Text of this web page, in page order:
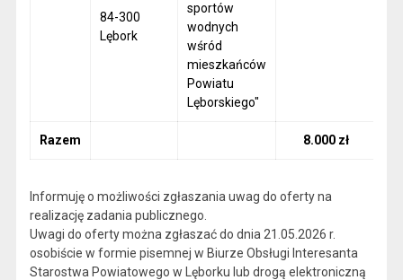
84-300
Lębork
sportów
wodnych
wśród
mieszkańców
Powiatu
Lęborskiego"
Razem 8.000 zł
Informuję o możliwości zgłaszania uwag do oferty na
realizację zadania publicznego.
Uwagi do oferty można zgłaszać do dnia 21.05.2026 r.
osobiście w formie pisemnej w Biurze Obsługi Interesanta
Starostwa Powiatowego w Lęborku lub drogą elektroniczną